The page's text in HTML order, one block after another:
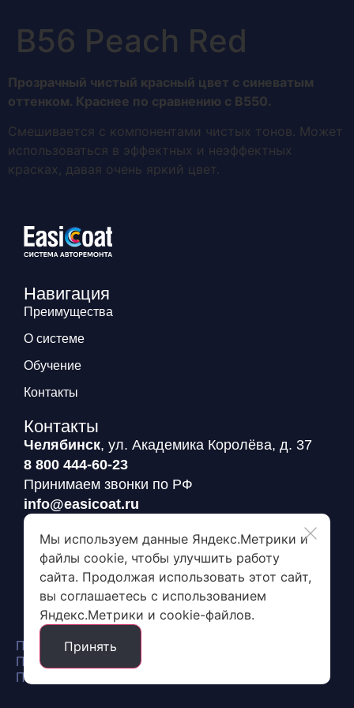
В56 Peach Red
Прозрачный чистый красный цвет с синеватым
оттенком. Краснее по сравнению с В550.
Смешивается с компонентами чистых тонов. Может
использоваться в эффектных и неэффектных
красках, давая очень яркий цвет.
Навигация
Преимущества
О системе
Обучение
Контакты
Контакты
Челябинск, ул. Академика Королёва, д. 37
8 800 444-60-23
Принимаем звонки по РФ
info@easicoat.ru
Ждем ваши письма
Заявка на пробный пакет
Политика конфиденциальности
Политика обработки и защиты персональных данных
Пользовательское соглашение сайта
Мы используем данные Яндекс.Метрики и
файлы cookie, чтобы улучшить работу
сайта. Продолжая использовать этот сайт,
вы соглашаетесь с использованием
Яндекс.Метрики и cookie-файлов.
Принять